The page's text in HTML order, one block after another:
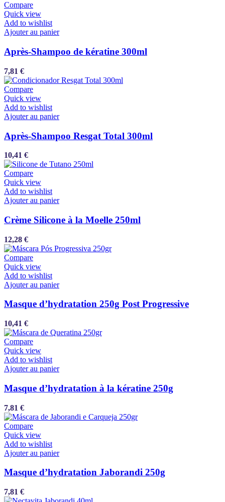
Compare
Quick view
Add to wishlist
Ajouter au panier
Après-Shampoo de kératine 300ml
7,81 €
Compare
Quick view
Add to wishlist
Ajouter au panier
Après-Shampoo Resgat Total 300ml
10,41 €
Compare
Quick view
Add to wishlist
Ajouter au panier
Crème Silicone à la Moelle 250ml
12,28 €
Compare
Quick view
Add to wishlist
Ajouter au panier
Masque d’hydratation 250g Post Progressive
10,41 €
Compare
Quick view
Add to wishlist
Ajouter au panier
Masque d’hydratation à la kératine 250g
7,81 €
Compare
Quick view
Add to wishlist
Ajouter au panier
Masque d’hydratation Jaborandi 250g
7,81 €